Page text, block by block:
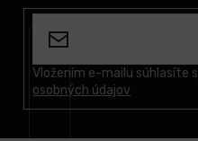
Vložením e-mailu súhlasíte s
osobných údajov